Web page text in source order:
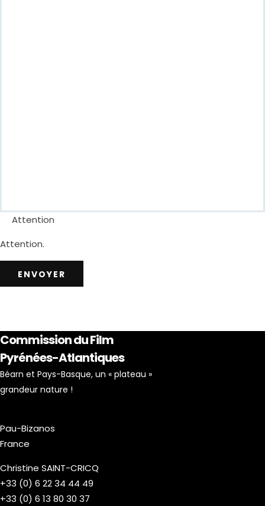
Attention
Attention.
ENVOYER
Commission du Film
Pyrénées-Atlantiques
Béarn et Pays-Basque, un « plateau »
grandeur nature !
Pau-Bizanos
France
Christine SAINT-CRICQ
+33 (0) 6 22 34 44 49
+33 (0) 6 13 80 30 37